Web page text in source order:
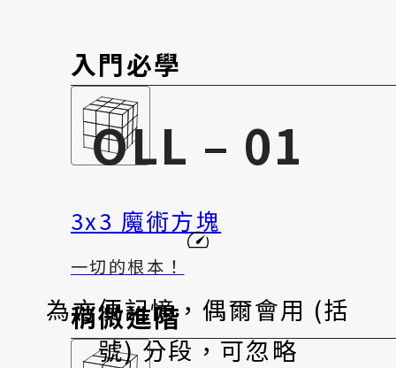
入門必學
3x3 魔術方塊
一切的根本！
稍微進階
OLL – 01
為方便記憶，偶爾會用 (括
號) 分段，可忽略